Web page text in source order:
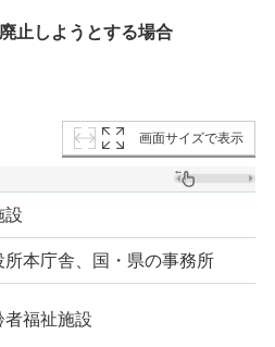
止しようとする場合
画面サイズで表示
所本庁舎、国・県の事務所
者福祉施設